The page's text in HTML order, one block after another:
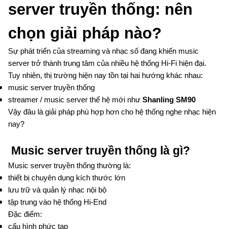
server truyền thống: nên
chọn giải pháp nào?
Sự phát triển của streaming và nhạc số đang khiến music
server trở thành trung tâm của nhiều hệ thống Hi-Fi hiện đại.
Tuy nhiên, thị trường hiện nay tồn tại hai hướng khác nhau:
music server truyền thống
streamer / music server thế hệ mới như Shanling SM90
Vậy đâu là giải pháp phù hợp hơn cho hệ thống nghe nhạc hiện
nay?
Music server truyền thống là gì?
Music server truyền thống thường là:
thiết bị chuyên dụng kích thước lớn
lưu trữ và quản lý nhạc nội bộ
tập trung vào hệ thống Hi-End
Đặc điểm:
cấu hình phức tạp